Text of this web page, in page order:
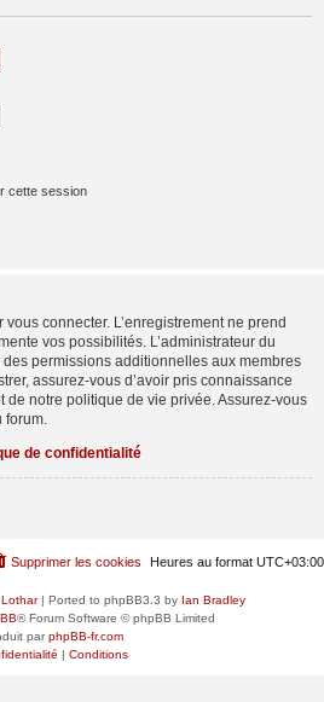
cette session
connecter. L’enregistrement ne prend
vos possibilités. L’administrateur du
permissions additionnelles aux membres
assurez-vous d’avoir pris connaissance
de notre politique de vie privée. Assurez-vous
de confidentialité
Heures au format UTC+03:00
Supprimer les cookies
| Ported to phpBB3.3 by Ian Bradley
® Forum Software © phpBB Limited
parphpBB-fr.com
| Conditions